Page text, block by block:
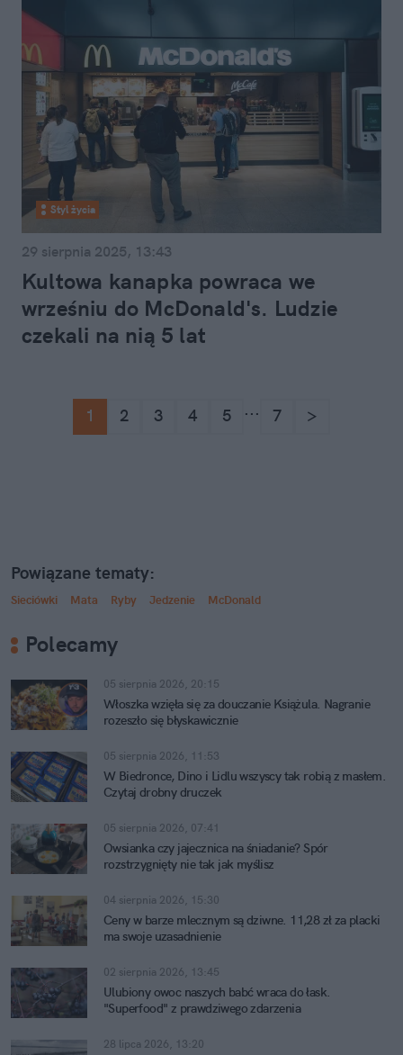
Styl życia
29 sierpnia 2025, 13:43
Kultowa kanapka powraca we
wrześniu do McDonald's. Ludzie
czekali na nią 5 lat
1 2 3 4 5 ... 7 >
Powiązane tematy:
Sieciówki Mata Ryby Jedzenie McDonald
Polecamy
05 sierpnia 2026, 20:15
Włoszka wzięła się za douczanie Książula. Nagranie
rozeszło się błyskawicznie
05 sierpnia 2026, 11:53
W Biedronce, Dino i Lidlu wszyscy tak robią z masłem.
Czytaj drobny druczek
05 sierpnia 2026, 07:41
Owsianka czy jajecznica na śniadanie? Spór
rozstrzygnięty nie tak jak myślisz
04 sierpnia 2026, 15:30
Ceny w barze mlecznym są dziwne. 11,28 zł za placki
ma swoje uzasadnienie
02 sierpnia 2026, 13:45
Ulubiony owoc naszych babć wraca do łask.
"Superfood" z prawdziwego zdarzenia
28 lipca 2026, 13:20